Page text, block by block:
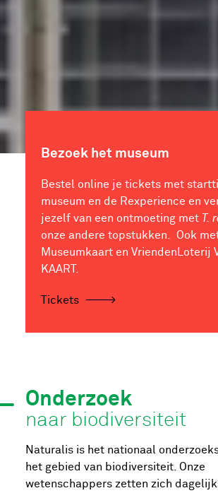
Onderzoek
naar biodiversiteit
Naturalis is het nationaal
het gebied van biodiversiteit. Onze
wetenschappers zetten zich
Bezoek het museum
Bestel online je tickets met
museum en de Rexperience en
jezelf van een ontmoeting met T.
onze andere topstukken. Ook
Museumkaart en VriendenLoterij
KAART.
Tickets